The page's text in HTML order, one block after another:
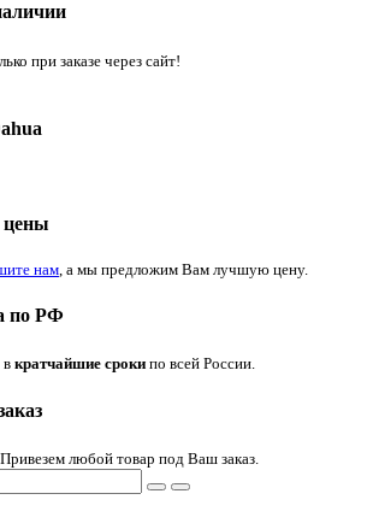
при заказе через сайт!
цены
нам , а мы предложим Вам лучшую цену.
по РФ
в кратчайшие сроки по всей России.
любой товар под Ваш заказ.